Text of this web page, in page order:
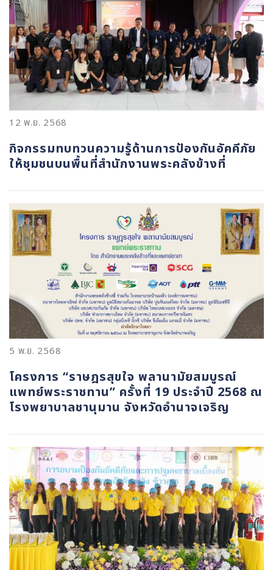
12 พ.ย. 2568
กิจกรรมทบทวนความรู้ด้านการป้องกันอัคคีภัย
ให้ชุมชนบนพื้นที่สำนักงานพระคลังข้างที่
5 พ.ย. 2568
โครงการ “ราษฎรสุขใจ พลานามัยสมบูรณ์
แพทย์พระราชทาน” ครั้งที่ 19 ประจำปี 2568 ณ
โรงพยาบาลชานุมาน จังหวัดอำนาจเจริญ